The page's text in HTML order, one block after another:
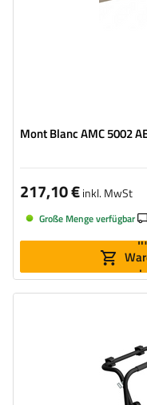
Mont Blanc AMC 5002
217,10 €inkl. MwSt
Große Menge verfügbar
universelles Montagesystem